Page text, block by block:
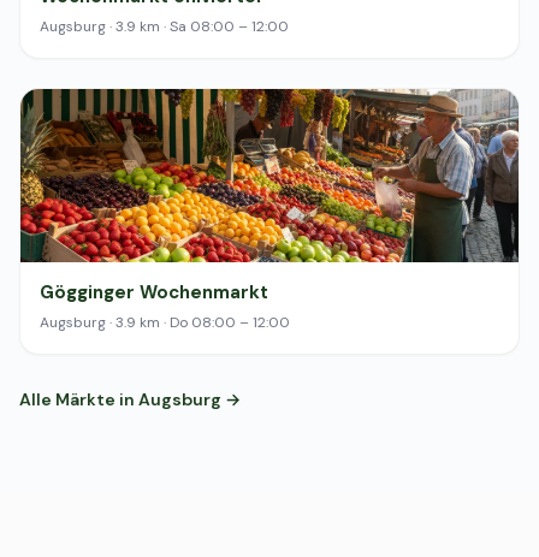
Augsburg · 3.9 km · Sa 08:00 – 12:00
Gögginger Wochenmarkt
Augsburg · 3.9 km · Do 08:00 – 12:00
Alle Märkte in Augsburg →